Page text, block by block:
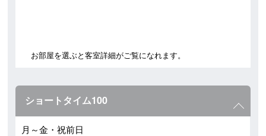
お部屋を選ぶと客室詳細がご覧になれます。
ショートタイム100
月～金・祝前日